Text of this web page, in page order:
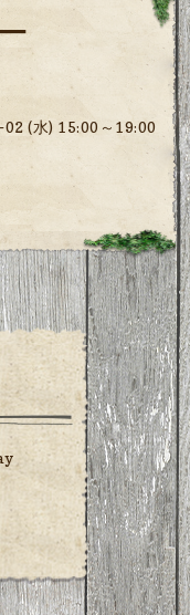
(水) 15:00～19:00